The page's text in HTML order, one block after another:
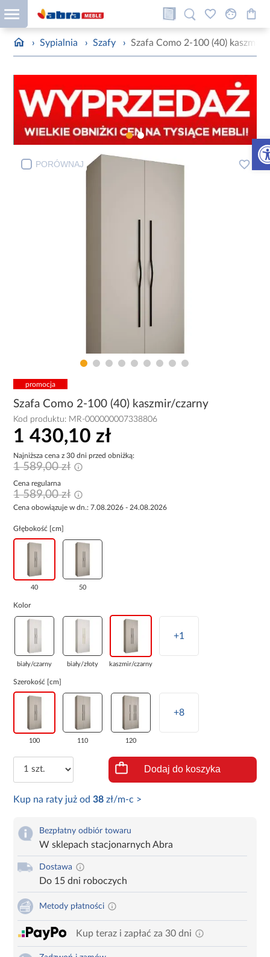
› Sypialnia › Szafy › Szafa Como 2-100 (40) kaszmir/
PORÓWNAJ
promocja
Szafa Como 2-100 (40) kaszmir/czarny
Kod produktu: MR-000000007338806
1 430,10 zł
Najniższa cena z 30 dni przed obniżką:
1 589,00 zł
Cena regularna
1 589,00 zł
Cena obowiązuje w dn.: 7.08.2026 - 24.08.2026
Głębokość [cm]
40 50
Kolor
biały/czarny biały/złoty kaszmir/czarny
+1
Szerokość [cm]
100 110 120
+8
Dodaj do koszyka
Kup na raty już od38 zł/m-c >
Bezpłatny odbiór towaru
W sklepach stacjonarnych Abra
Dostawa
Do 15 dni roboczych
Metody płatności
Kup teraz i zapłać za 30 dni